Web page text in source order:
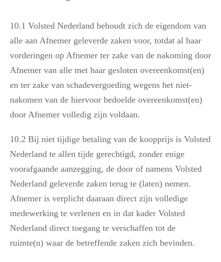
10.1 Volsted Nederland behoudt zich de eigendom van
alle aan Afnemer geleverde zaken voor, totdat al haar
vorderingen op Afnemer ter zake van de nakoming door
Afnemer van alle met haar gesloten overeenkomst(en)
en ter zake van schadevergoeding wegens het niet-
nakomen van de hiervoor bedoelde overeenkomst(en)
door Afnemer volledig zijn voldaan.
10.2 Bij niet tijdige betaling van de koopprijs is Volsted
Nederland te allen tijde gerechtigd, zonder enige
voorafgaande aanzegging, de door of namens Volsted
Nederland geleverde zaken terug te (laten) nemen.
Afnemer is verplicht daaraan direct zijn volledige
medewerking te verlenen en in dat kader Volsted
Nederland direct toegang te verschaffen tot de
ruimte(n) waar de betreffende zaken zich bevinden.